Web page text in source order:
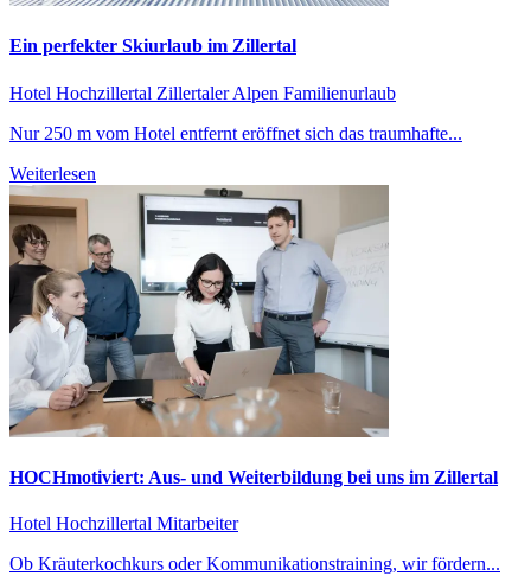
Ein perfekter Skiurlaub im Zillertal
Hotel Hochzillertal Zillertaler Alpen Familienurlaub
Nur 250 m vom Hotel entfernt eröffnet sich das traumhafte...
Weiterlesen
HOCHmotiviert: Aus- und Weiterbildung bei uns im Zillertal
Hotel Hochzillertal Mitarbeiter
Ob Kräuterkochkurs oder Kommunikationstraining, wir fördern...